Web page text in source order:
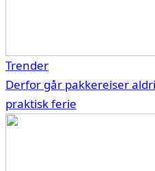
Trender
Derfor går pakkereiser
praktisk ferie